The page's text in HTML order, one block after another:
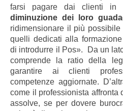
farsi pagare dai clienti in
diminuzione dei loro
ridimensionare il più
quelli dedicati alla
di introdurre il Pos». Da un
comprende la ratio della
garantire ai clienti
competenze aggiornate.
come il professionista affronta
assolve, se per dovere